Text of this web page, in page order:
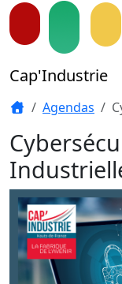
Cap'Industrie
Agendas